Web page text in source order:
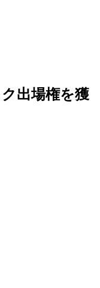
出場権を獲